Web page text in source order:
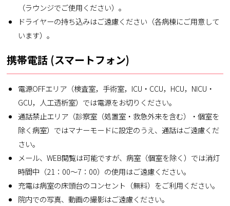
（ラウンジでご使用ください）。
ドライヤーの持ち込みはご遠慮ください（各病棟にご用意して
います）。
携帯電話 (スマートフォン)
電源OFFエリア（検査室，手術室，ICU・CCU，HCU，NICU・
GCU，人工透析室）では電源をお切りください。
通話禁止エリア（診察室（処置室・救急外来を含む）・個室を
除く病室）ではマナーモードに設定のうえ、通話はご遠慮くだ
さい。
メール、WEB閲覧は可能ですが、病室（個室を除く）では消灯
時間中（21：00～7：00）の使用はご遠慮ください。
充電は病室の床頭台のコンセント（無料）をご利用ください。
院内での写真、動画の撮影はご遠慮ください。